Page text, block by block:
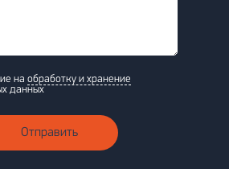
на обработку и хранение
данных
Отправить